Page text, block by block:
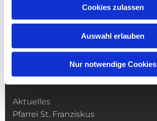
Cookies zulassen
Auswahl erlauben
Nur notwendige Cookies
Kirchengemeinde­­ St. Franziskus
Aktuelles
Pfarrei St. Franziskus